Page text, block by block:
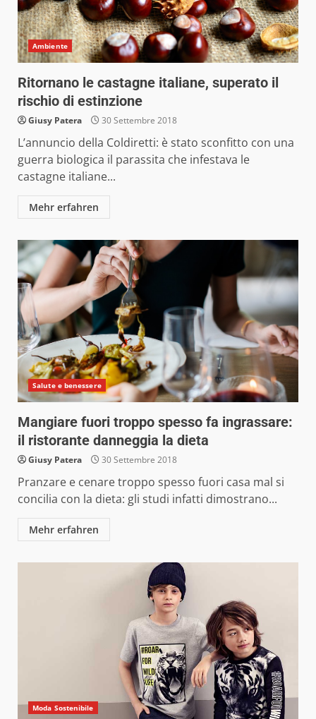
Ambiente
Ritornano le castagne italiane, superato il
rischio di estinzione
Giusy Patera 30 Settembre 2018
L’annuncio della Coldiretti: è stato sconfitto con una
guerra biologica il parassita che infestava le
castagne italiane...
Mehr erfahren
Salute e benessere
Mangiare fuori troppo spesso fa ingrassare:
il ristorante danneggia la dieta
Giusy Patera 30 Settembre 2018
Pranzare e cenare troppo spesso fuori casa mal si
concilia con la dieta: gli studi infatti dimostrano...
Mehr erfahren
Moda Sostenibile